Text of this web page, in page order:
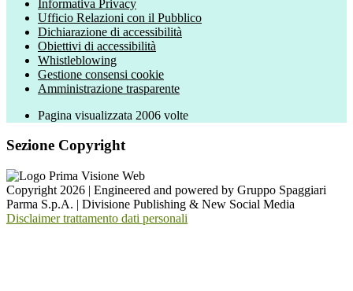
Informativa Privacy
Ufficio Relazioni con il Pubblico
Dichiarazione di accessibilità
Obiettivi di accessibilità
Whistleblowing
Gestione consensi cookie
Amministrazione trasparente
Pagina visualizzata 2006 volte
Sezione Copyright
Copyright 2026 | Engineered and powered by Gruppo Spaggiari
Parma S.p.A. | Divisione Publishing & New Social Media
Disclaimer trattamento dati personali